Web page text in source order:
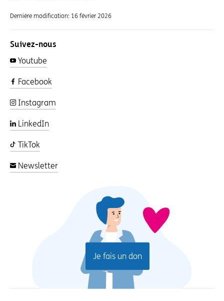
Dernière modification: 16 février 2026
Suivez-nous
Youtube
Facebook
Instagram
LinkedIn
TikTok
Newsletter
Je fais un don